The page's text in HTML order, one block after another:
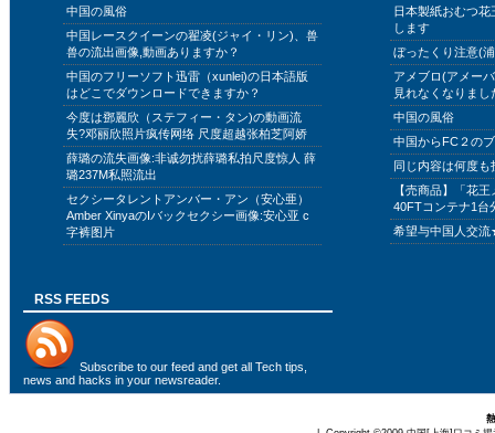
中国の風俗
中国レースクイーンの翟凌(ジャイ・リン)、兽
兽の流出画像,動画ありますか？
中国のフリーソフト迅雷（xunlei)の日本語版
はどこでダウンロードできますか？
今度は鄧麗欣（ステフィー・タン)の動画流
失?邓丽欣照片疯传网络 尺度超越张柏芝阿娇
薛璐の流失画像:非诚勿扰薛璐私拍尺度惊人 薛
璐237M私照流出
セクシータレントアンバー・アン（安心亜）
Amber XinyaのIバックセクシー画像:安心亚 c
字裤图片
日本製紙おむつ
します
ぼったくり注意(
アメブロ(アメー
見れなくなりまし
中国の風俗
中国からFC２の
同じ内容は何度
【売商品】「花
40FTコンテナ1台
希望与中国人交
RSS FEEDS
Subscribe to our feed and get all Tech tips,
news and hacks in your newsreader.